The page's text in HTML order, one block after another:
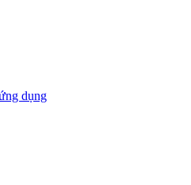
dụng